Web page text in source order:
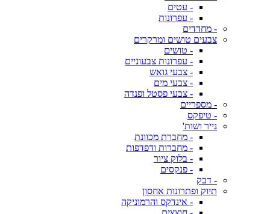
- עטים
- עפרונות
- מחדדים
צבעים טושים ומרקרים
- טושים
- עפרונות צבעוניים
- צבעי גואש
- צבעי מים
- צבעי פסטל ופנדה
- מספריים
- טיפקס
נייר ושות'
- מחברת מכוונת
- מחברות ודפדפות
- בלוק ציור
- פנקסים
- דבק
תיוק ופתרונות אחסון
- אינדקס והרמוניקה